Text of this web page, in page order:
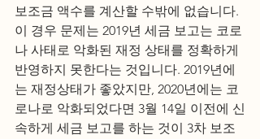
보조금 액수를 계산할 수밖에 없습니다.
이 경우 문제는 2019년 세금 보고는 코로
나 사태로 악화된 재정 상태를 정확하게
반영하지 못한다는 것입니다. 2019년에
는 재정상태가 좋았지만, 2020년에는 코
로나로 악화되었다면 3월 14일 이전에 신
속하게 세금 보고를 하는 것이 3차 보조